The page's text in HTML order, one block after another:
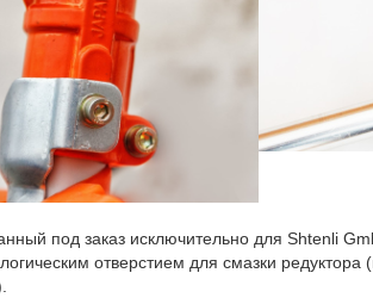
под заказ исключительно для Shtenli
отверстием для смазки